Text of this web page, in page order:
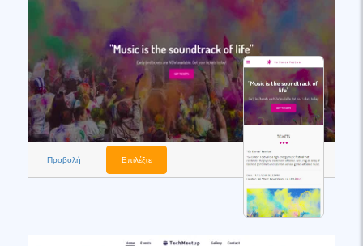
Προβολή Επιλέξτε